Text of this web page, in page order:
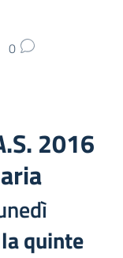
0
2016
quinte